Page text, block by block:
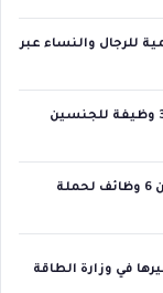
وظيفة تعليمية للرجال والنساء عبر
مستشفى الحبيب التخصصي يعلن عن 360 وظيفة للجنسين
شركة ينبع أرامكو سينوبك ياسرف تعلن عن 6 وظائف لحملة
في وزارة الطاقة